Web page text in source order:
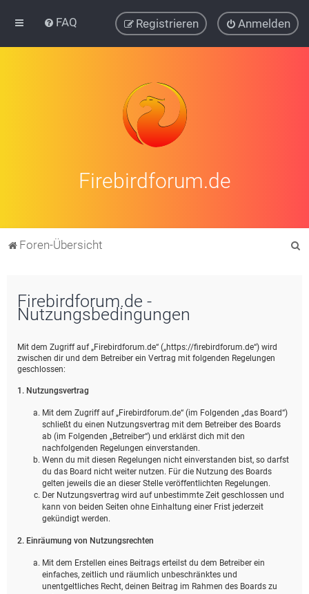
FAQ Anmelden
Registrieren
Firebirdforum.de
Foren-Übersicht
Firebirdforum.de -
Nutzungsbedingungen
Mit dem Zugriff auf „Firebirdforum.de“ („https://firebirdforum.de“) wird
zwischen dir und dem Betreiber ein Vertrag mit folgenden Regelungen
geschlossen:
1. Nutzungsvertrag
Mit dem Zugriff auf „Firebirdforum.de“ (im Folgenden „das Board“)
schließt du einen Nutzungsvertrag mit dem Betreiber des Boards
ab (im Folgenden „Betreiber“) und erklärst dich mit den
nachfolgenden Regelungen einverstanden.
Wenn du mit diesen Regelungen nicht einverstanden bist, so darfst
du das Board nicht weiter nutzen. Für die Nutzung des Boards
gelten jeweils die an dieser Stelle veröffentlichten Regelungen.
Der Nutzungsvertrag wird auf unbestimmte Zeit geschlossen und
kann von beiden Seiten ohne Einhaltung einer Frist jederzeit
gekündigt werden.
2. Einräumung von Nutzungsrechten
Mit dem Erstellen eines Beitrags erteilst du dem Betreiber ein
einfaches, zeitlich und räumlich unbeschränktes und
unentgeltliches Recht, deinen Beitrag im Rahmen des Boards zu